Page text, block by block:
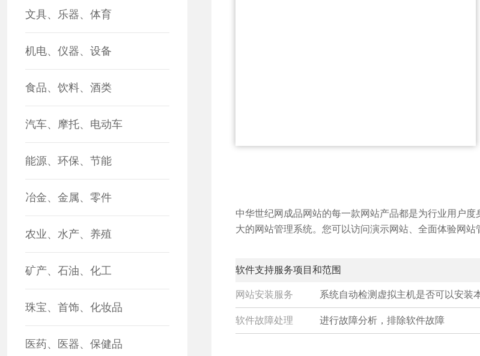
文具、乐器、体育
机电、仪器、设备
食品、饮料、酒类
汽车、摩托、电动车
能源、环保、节能
冶金、金属、零件
农业、水产、养殖
矿产、石油、化工
珠宝、首饰、化妆品
医药、医器、保健品
中华世纪网成品网站的每一款网站产品都是为行业用户
大的网站管理系统。您可以访问演示网站、全面体验网
软件支持服务项目和范围
网站安装服务 系统自动检测虚拟主机是否可以安装
软件故障处理 进行故障分析，排除软件故障